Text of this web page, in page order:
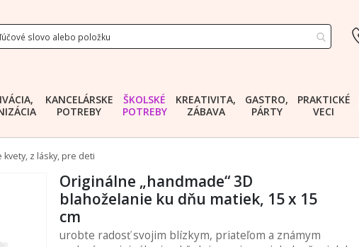
KANCELÁRSKE
POTREBY
ŠKOLSKÉ
POTREBY
KREATIVITA,
ZÁBAVA
GASTRO,
PÁRTY
PRAKTICKÉ
VECI
kvety, z lásky, pre deti
Originálne „handmade“ 3D
blahoželanie ku dňu matiek, 15 x 15
cm
urobte radosť svojim blízkym, priateľom a známym